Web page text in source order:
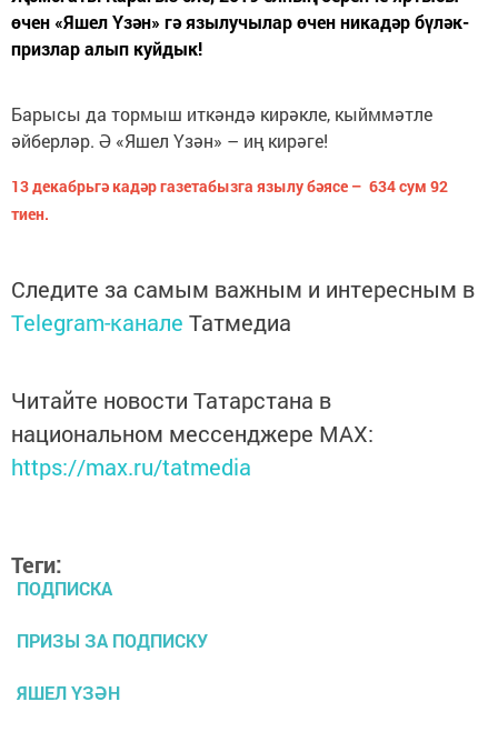
өчен «Яшел Үзән» гә язылучылар өчен никадәр бүләк-
призлар алып куйдык!
Барысы да тормыш иткәндә кирәкле, кыйммәтле
әйберләр. Ә «Яшел Үзән» – иң кирәге!
13 декабрьгә кадәр газетабызга язылу бәясе – 634 сум 92
тиен.
Следите за самым важным и интересным в
Telegram-канале Татмедиа
Читайте новости Татарстана в
национальном мессенджере MАХ:
https://max.ru/tatmedia
Теги:
ПОДПИСКА
ПРИЗЫ ЗА ПОДПИСКУ
ЯШЕЛ ҮЗӘН